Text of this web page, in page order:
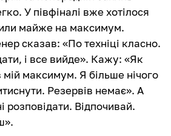
У півфіналі вже хотілося
майже на максимум.
сказав: «По техніці класно.
і все вийде». Кажу: «Як
максимум. Я більше нічого
Резервів немає». А
розповідати. Відпочивай.